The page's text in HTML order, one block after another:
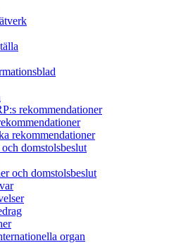
rekommendationer
rekommendationer
domstolsbeslut
och domstolsbeslut
organ